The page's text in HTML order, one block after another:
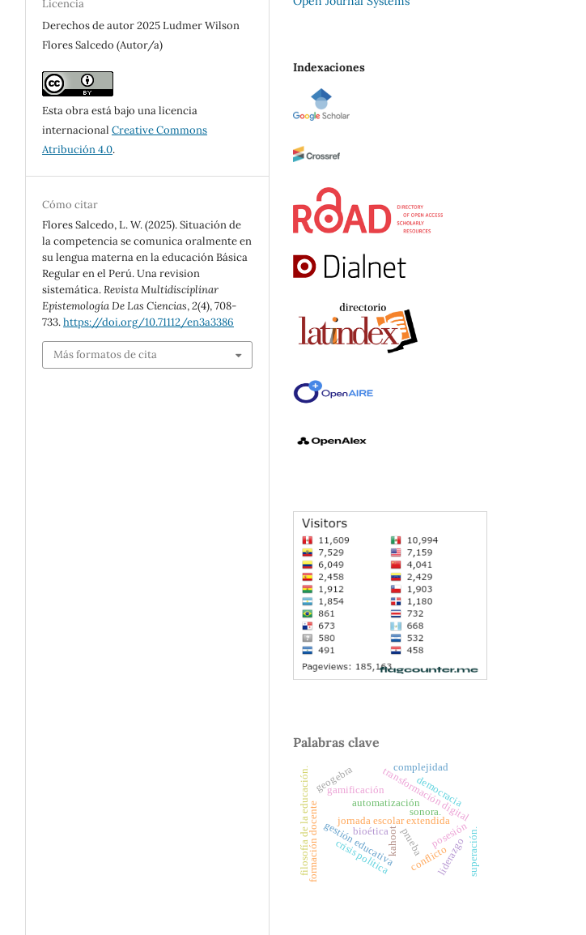
Licencia
Derechos de autor 2025 Ludmer Wilson
Flores Salcedo (Autor/a)
Esta obra está bajo una licencia
internacionalCreative Commons
Atribución 4.0.
Cómo citar
Flores Salcedo, L. W. (2025). Situación de
la competencia se comunica oralmente en
su lengua materna en la educación Básica
Regular en el Perú. Una revision
sistemática.Revista Multidisciplinar
Epistemología De Las Ciencias,2(4), 708-
733.https://doi.org/10.71112/en3a3386
Más formatos de cita
Indexaciones
Palabras clave
gestión educativa
jornada escolar extendida
automatización
transformación digital
gamificación
formación docente kahoot
filosofía de la educación. posesión
prueba
crisis política conflicto
democracia
liderazgo
geogebra complejidad
superación.
bioética
sonora.